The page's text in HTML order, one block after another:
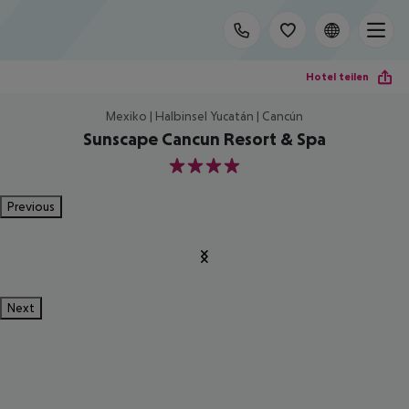
Hotel teilen
Mexiko | Halbinsel Yucatán | Cancún
Sunscape Cancun Resort & Spa
4
Previous
Next